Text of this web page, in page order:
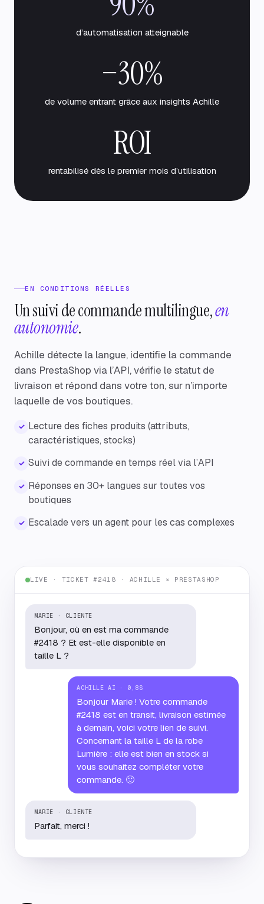
d’automatisation atteignable
−30%
de volume entrant grâce aux insights Achille
ROI
rentabilisé dès le premier mois d’utilisation
EN CONDITIONS RÉELLES
Un suivi de commande multilingue,en
autonomie.
Achille détecte la langue, identifie la commande
dans PrestaShop via l’API, vérifie le statut de
livraison et répond dans votre ton, sur n’importe
laquelle de vos boutiques.
✓ Lecture des fiches produits (attributs,
caractéristiques, stocks)
✓ Suivi de commande en temps réel via l’API
✓ Réponses en 30+ langues sur toutes vos
boutiques
✓ Escalade vers un agent pour les cas complexes
LIVE · TICKET #2418 · ACHILLE × PRESTASHOP
MARIE · CLIENTE
Bonjour, où en est ma commande
#2418 ? Et est-elle disponible en
taille L ?
ACHILLE AI · 0,8S
Bonjour Marie ! Votre commande
#2418 est en transit, livraison estimée
à demain, voici votre lien de suivi.
Concernant la taille L de la robe
Lumière : elle est bien en stock si
vous souhaitez compléter votre
commande. 🙂
MARIE · CLIENTE
Parfait, merci !